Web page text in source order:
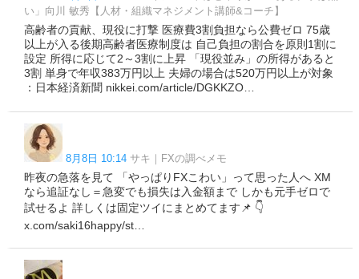
い」向川 敏秀【人材・組織マネジメント講師&コーチ】
高齢者の貢献、現役に打撃 医療費3割負担なら公費ゼロ 75歳
以上が入る後期高齢者医療制度は 自己負担の割合を原則1割に
設定 所得に応じて2～3割に上昇 「現役並み」の所得があると
3割 単身で年収383万円以上 夫婦の場合は520万円以上が対象
：日本経済新聞 nikkei.com/article/DGKKZO…
8月8日 10:14 サキ｜FXの調べメモ
昨夜の急落を見て 「やっぱりFXこわい」って思った人へ XM
なら追証なし＝急変でも損失は入金額まで しかも元手ゼロで
試せるよ 詳しくは固定ツイにまとめてます📌 👇
x.com/saki16happy/st…